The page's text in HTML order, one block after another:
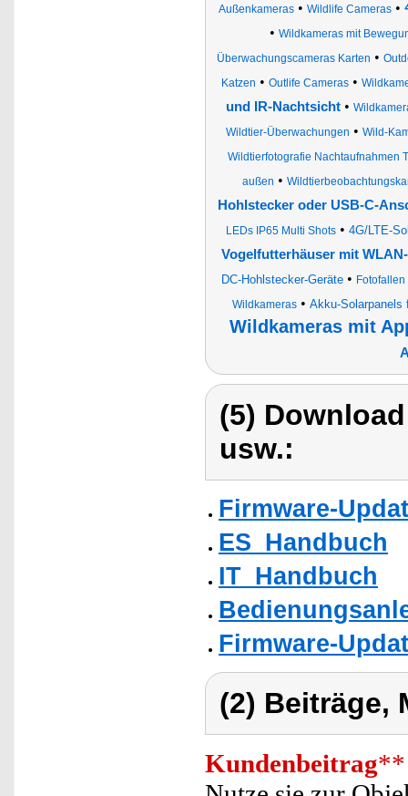
Außenkameras• Wildlife Cameras•
• Wildkameras mit
Überwachungscameras Karten •
Katzen • Outlife Cameras •
und IR-Nachtsicht•
Wildtier-Überwachungen • Wild-
Wildtierfotografie Nachtaufnahmen
außen •
Hohlstecker oder USB-C-
LEDs IP65 Multi Shots• 4G/LTE-
Vogelfutterhäuser mit
DC-Hohlstecker-Geräte• Fotofallen
Wildkameras• Akku-Solarpanels
Wildkameras mit
(5)
usw.:
Firmware-
ES_Handbuch
IT_Handbuch
Firmware-
(2) Beiträge,
Kundenbeitrag**